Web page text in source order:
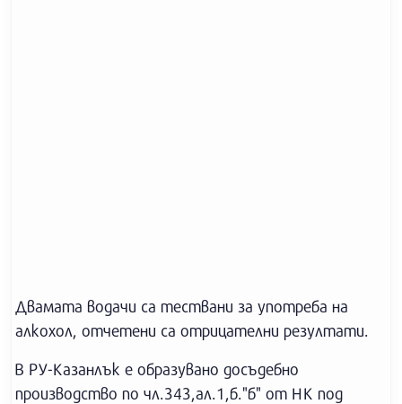
Двамата водачи са тествани за употреба на
алкохол, отчетени са отрицателни резултати.
В РУ-Казанлък е образувано досъдебно
производство по чл.343,ал.1,б."б" от НК под